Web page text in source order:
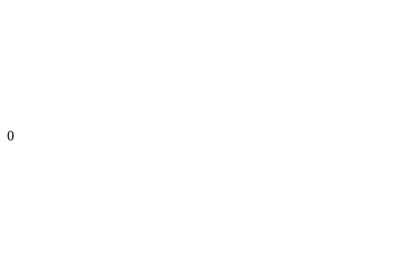
0